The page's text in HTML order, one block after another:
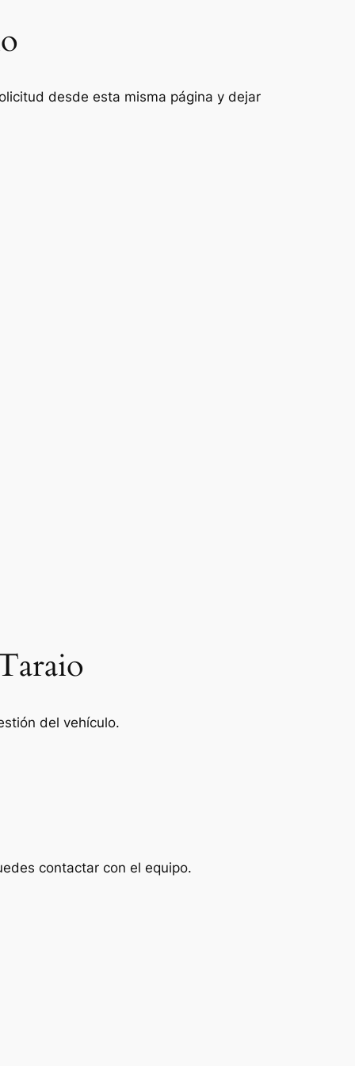
desde esta misma página y dejar
del vehículo.
contactar con el equipo.